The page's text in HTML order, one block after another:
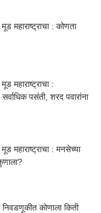
: कोणता
:
पसंती, शरद पवारांना
: मनसेच्या
कोणाला किती